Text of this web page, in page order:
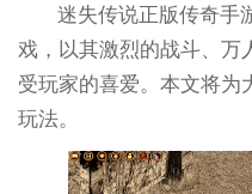
迷失传说正版传奇手
戏，以其激烈的战斗、万
受玩家的喜爱。本文将为
玩法。